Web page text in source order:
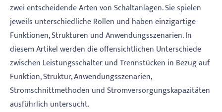
zwei entscheidende Arten von Schaltanlagen. Sie spielen
jeweils unterschiedliche Rollen und haben einzigartige
Funktionen, Strukturen und Anwendungsszenarien. In
diesem Artikel werden die offensichtlichen Unterschiede
zwischen Leistungsschalter und Trennstücken in Bezug auf
Funktion, Struktur, Anwendungsszenarien,
Stromschnittmethoden und Stromversorgungskapazitäten
ausführlich untersucht.